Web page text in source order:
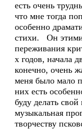
есть очень
что мне тогда
особенно
стихи. Он этими
переживания
х годов, начала
конечно, очень
меня было мало
них есть
буду делать
музыкальная
творчеству